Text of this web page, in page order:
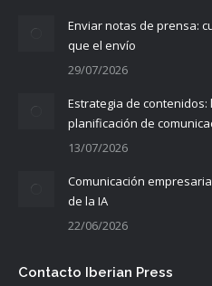
Enviar notas de prensa:
que el envío
29/07/2026
Estrategia de
planificación de
13/07/2026
Comunicación
de la IA
22/06/2026
Contacto Iberian Press